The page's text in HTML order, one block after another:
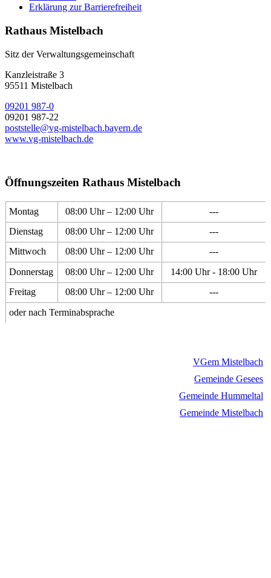
Erklärung zur Barrierefreiheit
Rathaus Mistelbach
Sitz der Verwaltungsgemeinschaft
Kanzleistraße 3
95511 Mistelbach
09201 987-0
09201 987-22
poststelle@vg-mistelbach.bayern.de
www.vg-mistelbach.de
Öffnungszeiten Rathaus Mistelbach
Montag 08:00 Uhr – 12:00 Uhr
---
Dienstag
08:00 Uhr – 12:00 Uhr
---
Mittwoch
08:00 Uhr – 12:00 Uhr
---
Donnerstag
08:00 Uhr – 12:00 Uhr
14:00 Uhr - 18:00 Uhr
Freitag
08:00 Uhr – 12:00 Uhr
---
oder nach Terminabsprache
VGem Mistelbach
Gemeinde Gesees
Gemeinde Hummeltal
Gemeinde Mistelbach